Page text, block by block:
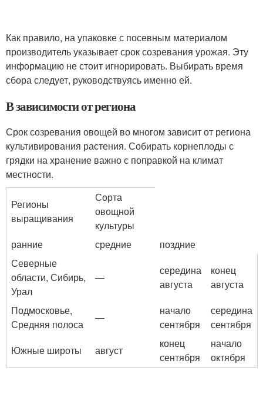
Как правило, на упаковке с посевным материалом
производитель указывает срок созревания урожая. Эту
информацию не стоит игнорировать. Выбирать время
сбора следует, руководствуясь именно ей.
В зависимости от региона
Срок созревания овощей во многом зависит от региона
культивирования растения. Собирать корнеплоды с
грядки на хранение важно с поправкой на климат
местности.
Регионы
выращивания
Сорта
овощной
культуры
ранние
средние
поздние
Северные
области, Сибирь,
Урал
—
середина
августа
конец
августа
Подмосковье,
Средняя полоса
—
начало
сентября
середина
сентября
Южные широты
август
конец
сентября
начало
октября